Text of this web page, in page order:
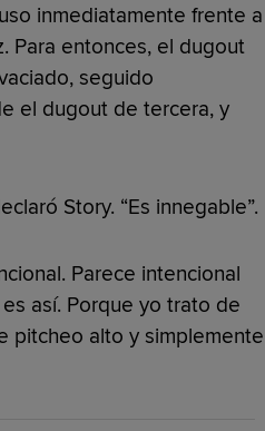
inmediatamente frente a
Para entonces, el dugout
seguido
el dugout de tercera, y
Story. “Es innegable”.
Parece intencional
así. Porque yo trato de
pitcheo alto y simplemente